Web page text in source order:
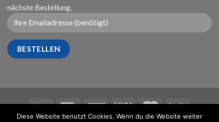
nächste Bestellung.
Diese Website benutzt Cookies. Wenn du die Website weiter